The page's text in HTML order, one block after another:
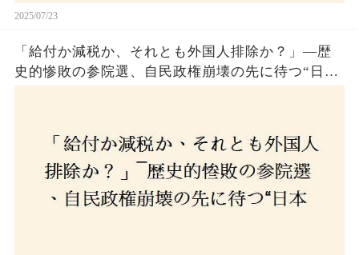
2025/07/23
「給付か減税か、それとも外国人排除か？」―歴
史的惨敗の参院選、自民政権崩壊の先に待つ“日本